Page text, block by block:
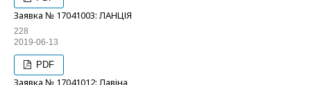
Заявка № 17041003: ЛАНЦІЯ
228
2019-06-13
PDF
Заявка № 17041012: Лавіна